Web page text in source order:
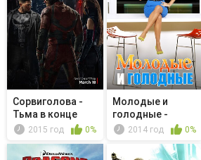
Сорвиголова -
Тьма в конце
тоннеля
2015 год 0%
Молодые и
голодные -
Young & Sofia
2014 год 0%